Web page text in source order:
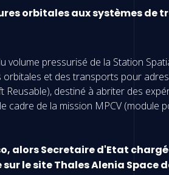
orbitales aux systèmes de
volume pressurisé de la Station
et des transports pour
Reusable), destiné à abriter des
cadre de la mission MPCV (module
alors Secretaire d'Etat
sur le site Thales Alenia Space